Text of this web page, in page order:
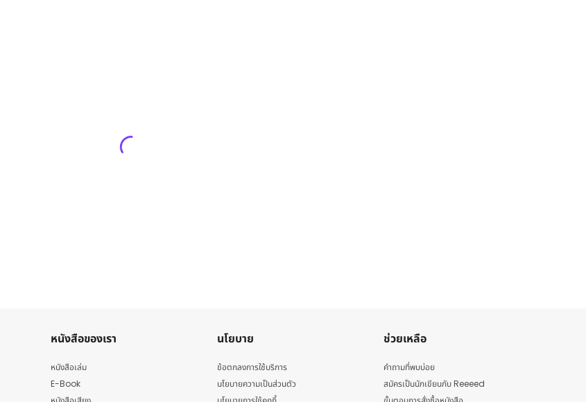
หนังสือของเรา
หนังสือเล่ม
E-Book
นโยบาย
ข้อตกลงการใช้บริการ
นโยบายความเป็นส่วนตัว
ช่วยเหลือ
คำถามที่พบบ่อย
สมัครเป็นนักเขียนกับ Reeeed